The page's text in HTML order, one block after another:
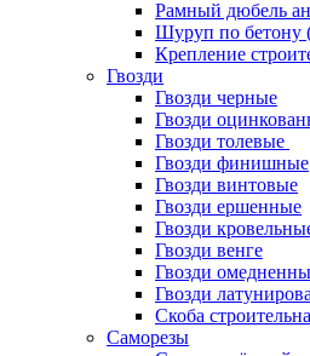
Рамный дюбель
Шуруп по бетону
Крепление
Гвозди
Гвозди черные
Гвозди
Гвозди толевые
Гвозди финишные
Гвозди винтовые
Гвозди ершенные
Гвозди
Гвозди венге
Гвозди
Гвозди
Скоба
Саморезы